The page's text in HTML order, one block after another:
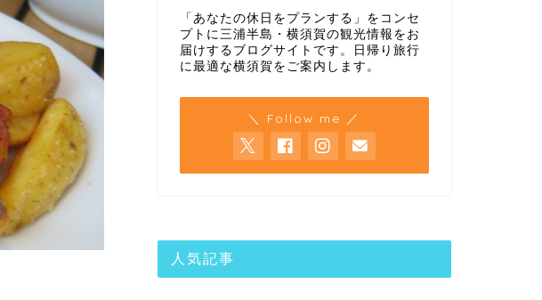
「あなたの休日をプランする」をコンセ
プトに三浦半島・横須賀の観光情報をお
届けするブログサイトです。日帰り旅行
に最適な横須賀をご案内します。
＼ Follow me ／
人気記事